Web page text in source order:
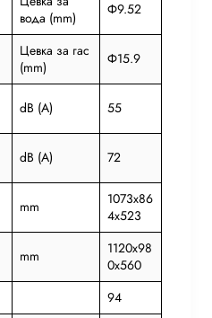
вода (mm)
Ф9.52
Цевка за гас
(mm)
Ф15.9
dB (A) 55
dB (A) 72
mm
1073x86
4x523
mm
1120x98
0x560
94